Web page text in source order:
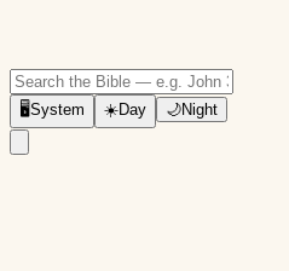
🖥System ☀️Day 🌙Night